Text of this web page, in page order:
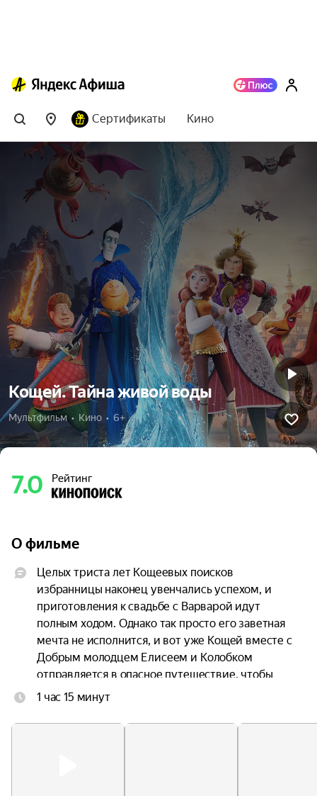
Сертификаты Кино
Кощей. Тайна живой воды
Мультфильм  •  Кино  •  6+
7.0 Рейтинг
О фильме
Целых триста лет Кощеевых поисков
избранницы наконец увенчались успехом, и
приготовления к свадьбе с Варварой идут
полным ходом. Однако так просто его заветная
мечта не исполнится, и вот уже Кощей вместе с
Добрым молодцем Елисеем и Колобком
отправляется в опасное путешествие, чтобы
спасти любимую.
1 час 15 минут